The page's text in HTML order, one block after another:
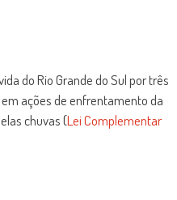
do Rio Grande do Sul por três
ações de enfrentamento da
chuvas (Lei Complementar